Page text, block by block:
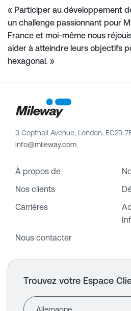
« Participer au développement
un challenge passionnant pour
France et moi-même nous
aider à atteindre leurs objectifs
hexagonal. »
3 Copthall Avenue, London, EC2R
info@mileway.com
À propos de
Nos clients
Carrières
Nous contacter
Trouvez votre Espace